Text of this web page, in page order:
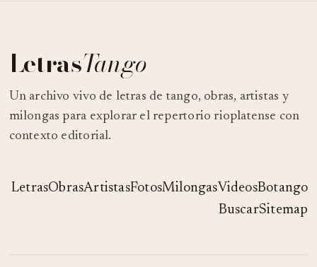
LetrasTango
Un archivo vivo de letras de tango, obras, artistas y
milongas para explorar el repertorio rioplatense con
contexto editorial.
LetrasObrasArtistasFotosMilongasVideosBotango
BuscarSitemap